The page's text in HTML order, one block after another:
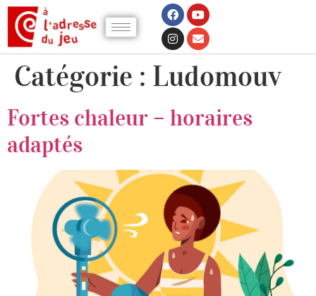
Catégorie : Ludomouv
Fortes chaleur – horaires
adaptés